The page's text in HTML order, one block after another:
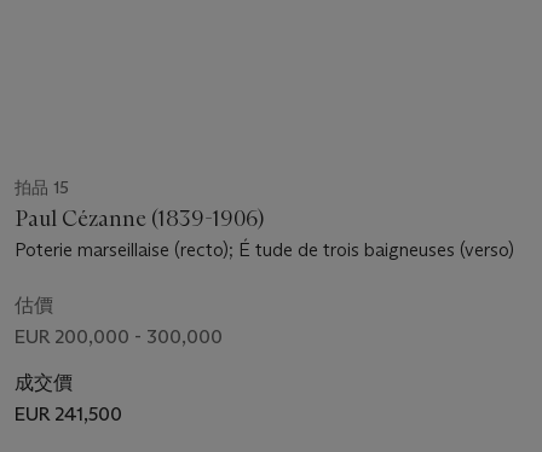
拍品 15
Paul Cézanne (1839-1906)
Poterie marseillaise (recto); É tude de trois baigneuses (verso)
估價
EUR 200,000 - 300,000
成交價
EUR 241,500